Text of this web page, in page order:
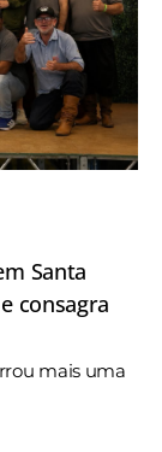
Santa
consagra
mais uma